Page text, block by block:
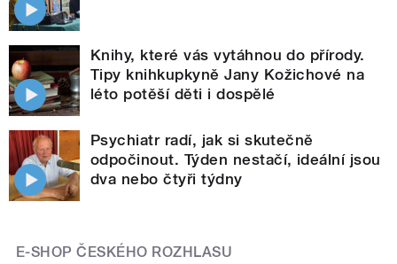
Knihy, které vás vytáhnou do přírody.
Tipy knihkupkyně Jany Kožichové na
léto potěší děti i dospělé
Psychiatr radí, jak si skutečně
odpočinout. Týden nestačí, ideální jsou
dva nebo čtyři týdny
E-SHOP ČESKÉHO ROZHLASU